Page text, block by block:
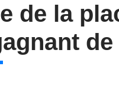
de la
de